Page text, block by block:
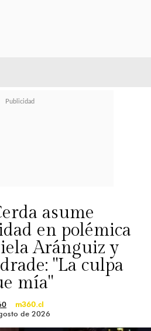
de
asume
en polémica
Aránguiz y
"La culpa
mía"
m360.cl
de 2026